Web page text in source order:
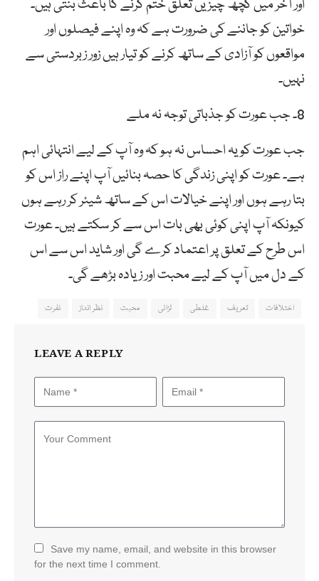
اور آخر میں کچھ چیزیں تعلق ختم کرنے کا باعث بنتی ہیں۔
خواتین کو جاننے کی ضرورت ہے کہ وہ اپنے فیصلوں اور
مواقعوں کو آزادی کے ساتھ کرنے کو تیار ہیں زور زبردستی سے
نہیں۔
8۔ جب عورت کو جذباتی توجہ نہ ملے
جب عورت کو یہ احساس نہ ہو کہ وہ آپ کے لیے انتہائی اہم
ہے۔ عورت کو اپنی زندگی کا حصہ بنائیں آپ اپنے راز اس کو
بتا رہے ہوں اور اپنے خیالات اس کے ساتھ شیئر کر رہے ہوں
کیونکہ آپ اپنی کوئی بھی بات اس سے کر سکتے ہیں۔ عورت
اس طرح کے تعلق پر اعتماد کرے گی اور شاید اس سے اس
کے دل میں آپ کے لیے محبت اور زیادہ بڑھے گی۔
اختلافات تعریف غلطی لڑائی محبت نظر انداز نفرت
LEAVE A REPLY
Save my name, email, and website in this browser
for the next time I comment.